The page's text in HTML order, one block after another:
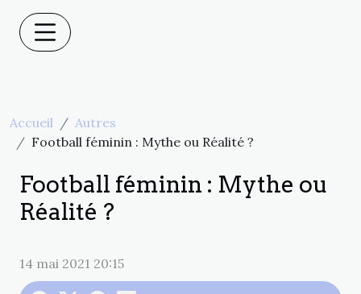
Accueil
Autres
Football féminin : Mythe ou Réalité ?
Football féminin : Mythe ou
Réalité ?
14 mai 2021 20:15